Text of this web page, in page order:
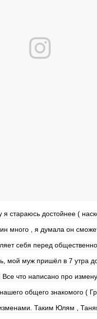
стараюсь достойнее (
много , я думала он
себя перед
мой муж пришёл в 7 утра
что написано про
общего знакомого (
изменами. Таким Юлям ,